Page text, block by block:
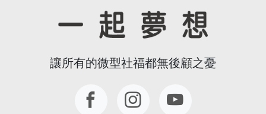
讓所有的微型社福都無後顧之憂